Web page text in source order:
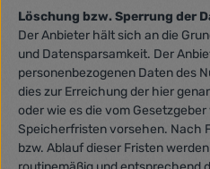
Löschung bzw. Sperrung der
Der Anbieter hält sich an die
und Datensparsamkeit. Der
personenbezogenen Daten des
dies zur Erreichung der hier
oder wie es die vom
Speicherfristen vorsehen. Nach
bzw. Ablauf dieser Fristen